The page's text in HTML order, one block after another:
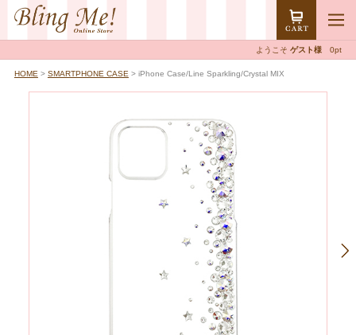
ようこそゲスト様 0pt
HOME > SMARTPHONE CASE > iPhone Case/Line Sparkling/Crystal MIX